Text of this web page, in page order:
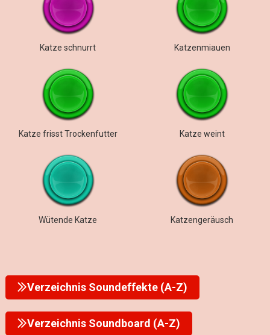
Katze schnurrt Katzenmiauen
Katze frisst Trockenfutter Katze weint
Wütende Katze Katzengeräusch
Verzeichnis Soundeffekte (A-Z)
Verzeichnis Soundboard (A-Z)